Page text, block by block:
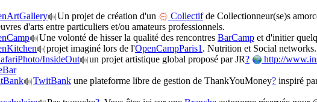
Un projet de création d'un Collectifde Collectionneur(se)s
d'arts entre particuliers et/ou amateurs professionnels.
Une volonté de hisser la qualité des rencontres BarCamp et d'initier
projet imaginé lors de l'OpenCampParis1 . Nutrition et Social networks.
InsideOut un projet artistique global proposé par JR?
http://
TwitBank une plateforme libre de gestion de ThankYouMoney? inspiré